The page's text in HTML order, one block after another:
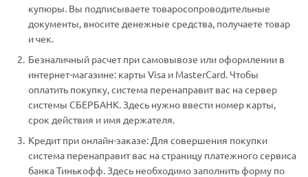
купюры. Вы подписываете товаросопроводительные
документы, вносите денежные средства, получаете товар
и чек.
Безналичный расчет при самовывозе или оформлении в
интернет-магазине: карты Visa и MasterCard. Чтобы
оплатить покупку, система перенаправит вас на сервер
системы СБЕРБАНК. Здесь нужно ввести номер карты,
срок действия и имя держателя.
Кредит при онлайн-заказе: Для совершения покупки
система перенаправит вас на страницу платежного сервиса
банка Тинькофф. Здесь необходимо заполнить форму по